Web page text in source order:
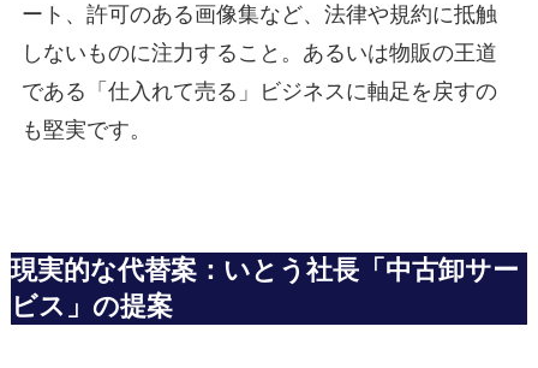
ート、許可のある画像集など、法律や規約に抵触
しないものに注力すること。あるいは物販の王道
である「仕入れて売る」ビジネスに軸足を戻すの
も堅実です。
現実的な代替案：いとう社長「中古卸サー
ビス」の提案